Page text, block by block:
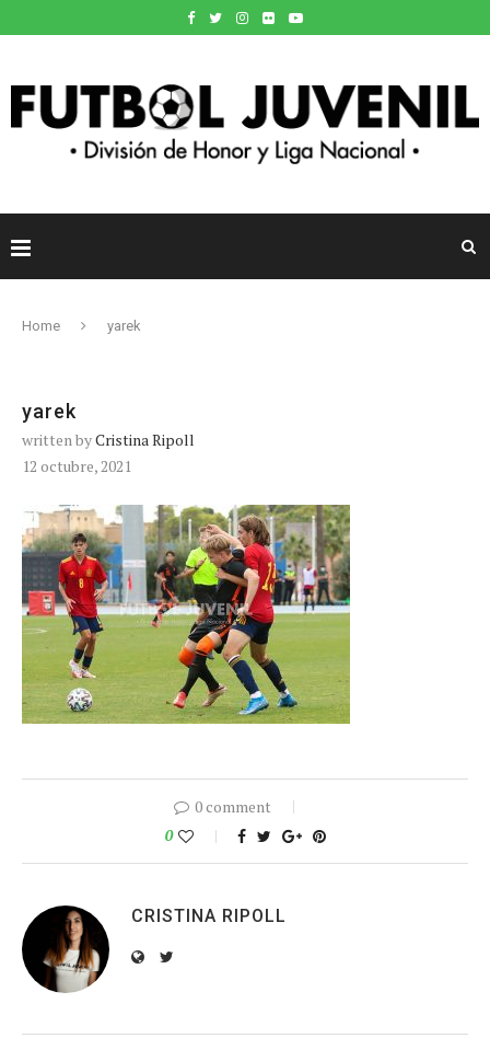
Home yarek
yarek
written byCristina Ripoll
12 octubre, 2021
0 comment
0
CRISTINA RIPOLL